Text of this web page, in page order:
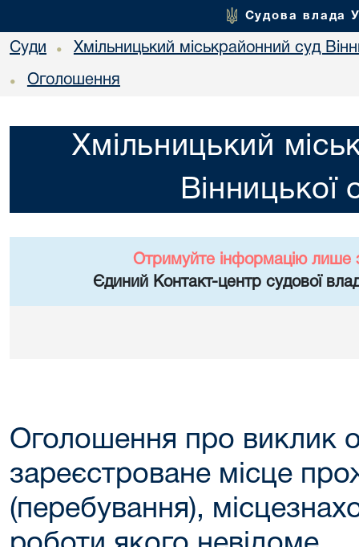
Судова влада
Суди • Хмільницький міськрайонний суд
• Оголошення
Хмільницький
Вінницької
Отримуйте інформацію лише
Єдиний Контакт-центр судової
Оголошення про виклик
зареєстроване місце
(перебування),